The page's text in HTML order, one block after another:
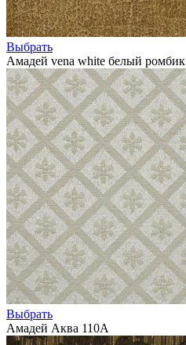
Выбрать
Амадей vena white белый ромбик
Выбрать
Амадей Аква 110А